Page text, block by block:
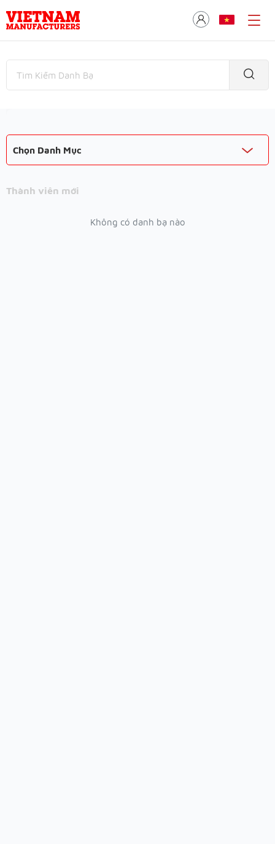
Chọn Danh Mục
Thành viên mới
Không có danh bạ nào